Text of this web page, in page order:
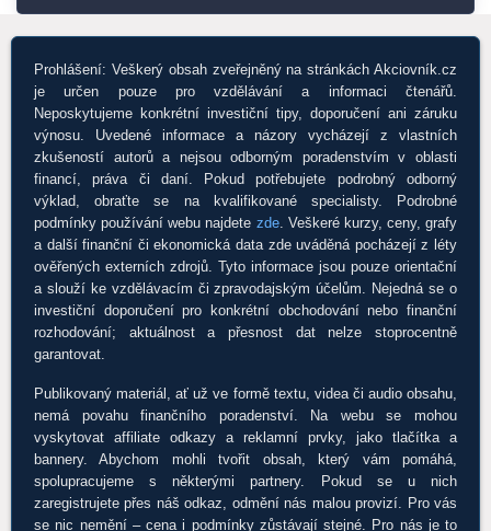
Prohlášení: Veškerý obsah zveřejněný na stránkách Akciovník.cz
je určen pouze pro vzdělávání a informaci čtenářů.
Neposkytujeme konkrétní investiční tipy, doporučení ani záruku
výnosu. Uvedené informace a názory vycházejí z vlastních
zkušeností autorů a nejsou odborným poradenstvím v oblasti
financí, práva či daní. Pokud potřebujete podrobný odborný
výklad, obraťte se na kvalifikované specialisty. Podrobné
podmínky používání webu najdete zde. Veškeré kurzy, ceny, grafy
a další finanční či ekonomická data zde uváděná pocházejí z léty
ověřených externích zdrojů. Tyto informace jsou pouze orientační
a slouží ke vzdělávacím či zpravodajským účelům. Nejedná se o
investiční doporučení pro konkrétní obchodování nebo finanční
rozhodování; aktuálnost a přesnost dat nelze stoprocentně
garantovat.
Publikovaný materiál, ať už ve formě textu, videa či audio obsahu,
nemá povahu finančního poradenství. Na webu se mohou
vyskytovat affiliate odkazy a reklamní prvky, jako tlačítka a
bannery. Abychom mohli tvořit obsah, který vám pomáhá,
spolupracujeme s některými partnery. Pokud se u nich
zaregistrujete přes náš odkaz, odmění nás malou provizí. Pro vás
se nic nemění – cena i podmínky zůstávají stejné. Pro nás je to